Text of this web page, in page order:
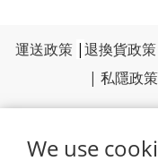
We use
運送政策 |退換貨政策
| 私隱政策